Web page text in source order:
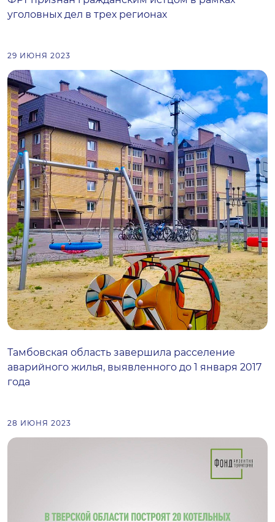
уголовных дел в трех регионах
29 ИЮНЯ 2023
Тамбовская область завершила расселение
аварийного жилья, выявленного до 1 января 2017
года
28 ИЮНЯ 2023